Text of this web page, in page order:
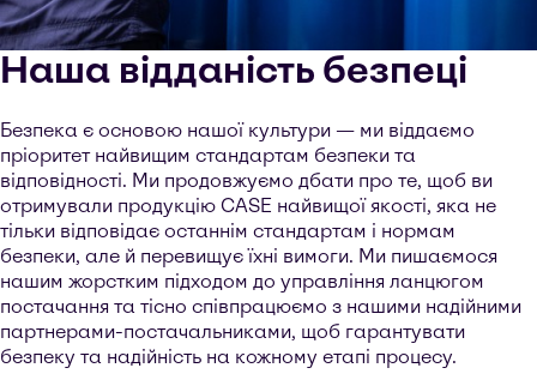
Наша відданість безпеці
Безпека є основою нашої культури — ми віддаємо
пріоритет найвищим стандартам безпеки та
відповідності. Ми продовжуємо дбати про те, щоб ви
отримували продукцію CASE найвищої якості, яка не
тільки відповідає останнім стандартам і нормам
безпеки, але й перевищує їхні вимоги. Ми пишаємося
нашим жорстким підходом до управління ланцюгом
постачання та тісно співпрацюємо з нашими надійними
партнерами-постачальниками, щоб гарантувати
безпеку та надійність на кожному етапі процесу.